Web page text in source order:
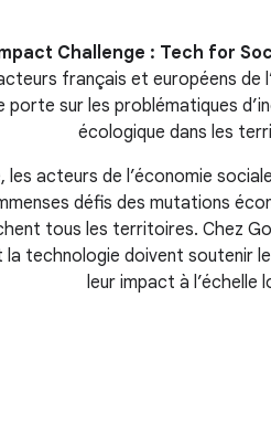
Challenge : Tech for
français et européens de
porte sur les problématiques
écologique dans les
les acteurs de l’économie
défis des mutations
tous les territoires. Chez
la technologie doivent soutenir
leur impact à l’échelle